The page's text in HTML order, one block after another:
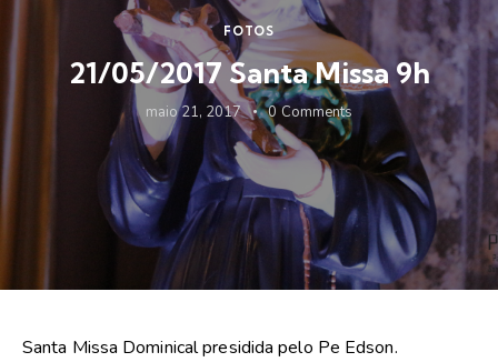
FOTOS
21/05/2017 Santa Missa 9h
maio 21, 2017 0 Comments
Santa Missa Dominical presidida pelo Pe Edson.